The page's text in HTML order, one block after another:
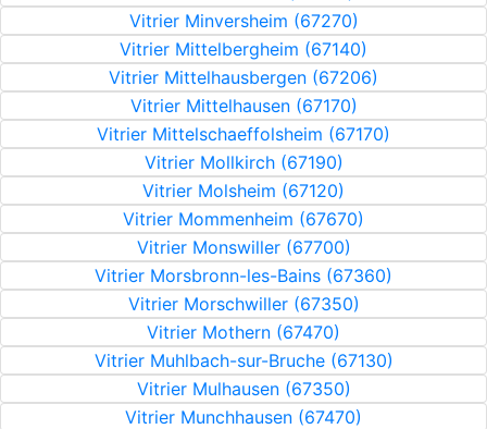
Vitrier Minversheim (67270)
Vitrier Mittelbergheim (67140)
Vitrier Mittelhausbergen (67206)
Vitrier Mittelhausen (67170)
Vitrier Mittelschaeffolsheim (67170)
Vitrier Mollkirch (67190)
Vitrier Molsheim (67120)
Vitrier Mommenheim (67670)
Vitrier Monswiller (67700)
Vitrier Morsbronn-les-Bains (67360)
Vitrier Morschwiller (67350)
Vitrier Mothern (67470)
Vitrier Muhlbach-sur-Bruche (67130)
Vitrier Mulhausen (67350)
Vitrier Munchhausen (67470)